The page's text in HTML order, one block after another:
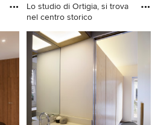
Lo studio di Ortigia, si trova
nel centro storico
Idéer för ett litet
hemmabibliotek, med ett
inbyggt skrivbord